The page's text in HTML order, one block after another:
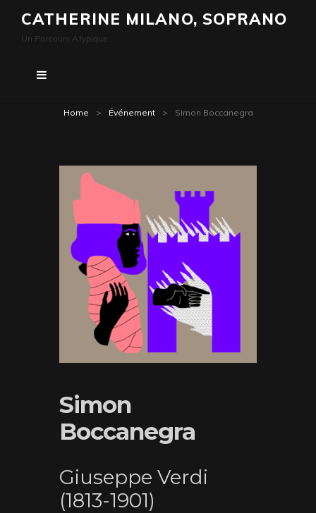
CATHERINE MILANO, SOPRANO
Un Parcours Atypique
Home > Événement > Simon Boccanegra
Simon
Boccanegra
Giuseppe Verdi
(1813-1901)